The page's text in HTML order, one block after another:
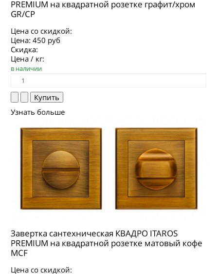
PREMIUM на квадратной розетке графит/хром
GR/CP
Цена со скидкой:
Цена:450 руб
Скидка:
Цена / кг:
в наличии
Узнать больше
Завертка сантехническая КВАДРО ITAROS
PREMIUM на квадратной розетке матовый кофе
MCF
Цена со скидкой: